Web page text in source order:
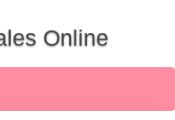
Online